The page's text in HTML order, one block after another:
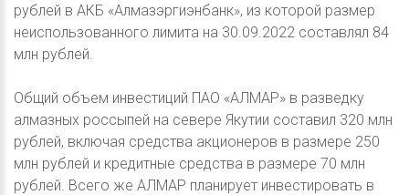
рублей в АКБ «Алмазэргиэнбанк», из которой размер
неиспользованного лимита на 30.09.2022 составлял 84
млн рублей.
Общий объем инвестиций ПАО «АЛМАР» в разведку
алмазных россыпей на севере Якутии составил 320 млн
рублей, включая средства акционеров в размере 250
млн рублей и кредитные средства в размере 70 млн
рублей. Всего же АЛМАР планирует инвестировать в